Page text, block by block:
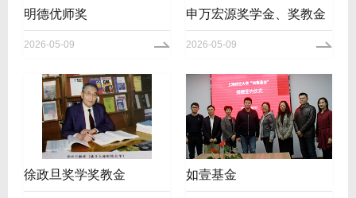
明德优师奖
2026-05-09
申万宏源奖学金、奖教金
2026-05-09
徐政旦奖学奖教金 如壹基金